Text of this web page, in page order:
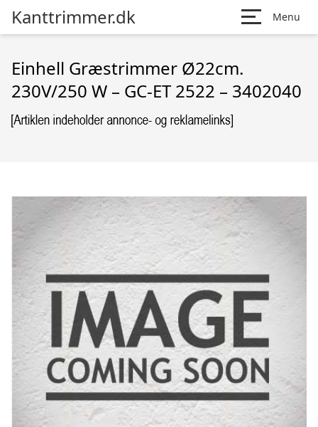
Kanttrimmer.dk Menu
Einhell Græstrimmer Ø22cm.
230V/250 W – GC-ET 2522 – 3402040